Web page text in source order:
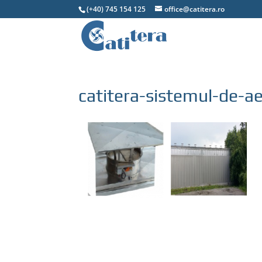
(+40) 745 154 125 office@catitera.ro
catitera-sistemul-de-